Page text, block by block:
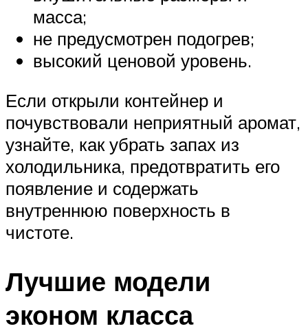
масса;
не предусмотрен подогрев;
высокий ценовой уровень.
Если открыли контейнер и
почувствовали неприятный аромат,
узнайте, как убрать запах из
холодильника, предотвратить его
появление и содержать
внутреннюю поверхность в
чистоте.
Лучшие модели
эконом класса